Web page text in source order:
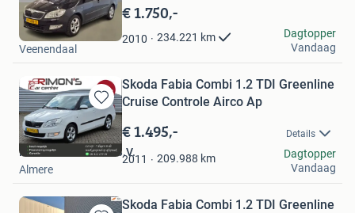
in
Mijn
Favorieten
€ 1.750,-
2010 234.221 km
Autohandel Direct
Veenendaal
Dagtopper
Vandaag
Bewaren
in
Mijn
Favorieten
Skoda Fabia Combi 1.2 TDI Greenline
Cruise Controle Airco Ap
€ 1.495,- Details
2011 209.988 km
Rimons Car Center B.V.
Almere
Dagtopper
Vandaag
Skoda Fabia Combi 1.2 TDI Greenline